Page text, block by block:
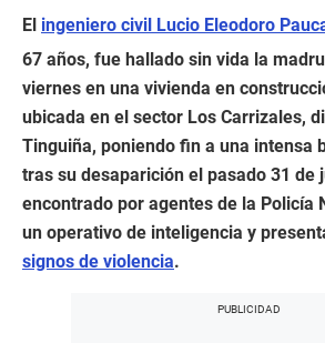
El ingeniero civil Lucio Eleodoro
67 años, fue hallado sin vida la
viernes en una vivienda en
ubicada en el sector Los Carrizales,
Tinguiña, poniendo fin a una intensa
tras su desaparición el pasado 31 de
encontrado por agentes de la Policía
un operativo de inteligencia y
signos de violencia.